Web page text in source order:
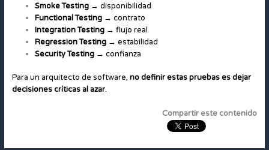
Smoke Testing→ disponibilidad
Functional Testing→ contrato
Integration Testing→ flujo real
Regression Testing→ estabilidad
Security Testing→ confianza
Para un arquitecto de software, no definir estas pruebas es dejar
decisiones críticas al azar.
Compartir este contenido